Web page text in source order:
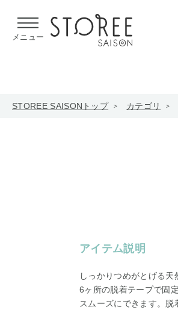
メニュー
STOREE SAISONトップ カテゴリ
アイテム説明
しっかりつめがとげる天
6ヶ所の脱着テープで固
スムーズにできます。脱